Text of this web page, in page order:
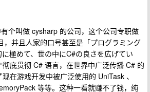
个叫做 cysharp 的公司，这个公司专职做
，并且人家的口号甚至是「プログラミング
極めて、世の中にC#の良さを広げてい
彻底贯彻 C# 语言，在世界中广泛传播 C# 的
在游戏开发中被广泛使用的 UniTask 、
等等。这种一看就赚不了钱，纯